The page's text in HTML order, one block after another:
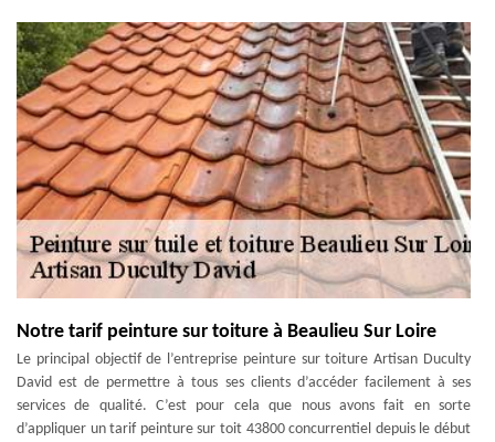
Notre tarif peinture sur toiture à Beaulieu Sur Loire
Le principal objectif de l’entreprise peinture sur toiture Artisan Duculty
David est de permettre à tous ses clients d’accéder facilement à ses
services de qualité. C’est pour cela que nous avons fait en sorte
d’appliquer un tarif peinture sur toit 43800 concurrentiel depuis le début